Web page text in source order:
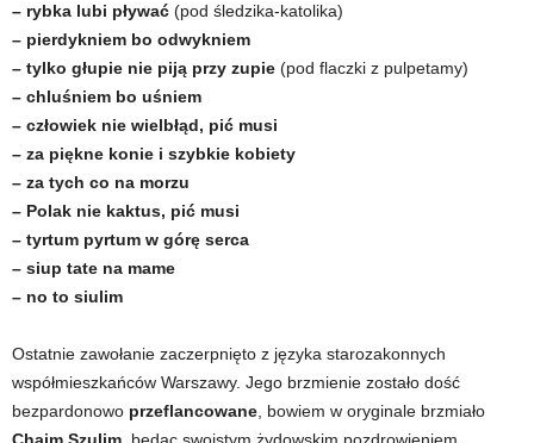
– rybka lubi pływać (pod śledzika-katolika)
– pierdykniem bo odwykniem
– tylko głupie nie piją przy zupie (pod flaczki z pulpetamy)
– chluśniem bo uśniem
– człowiek nie wielbłąd, pić musi
– za piękne konie i szybkie kobiety
– za tych co na morzu
– Polak nie kaktus, pić musi
– tyrtum pyrtum w górę serca
– siup tate na mame
– no to siulim
Ostatnie zawołanie zaczerpnięto z języka starozakonnych
współmieszkańców Warszawy. Jego brzmienie zostało dość
bezpardonowo przeflancowane, bowiem w oryginale brzmiało